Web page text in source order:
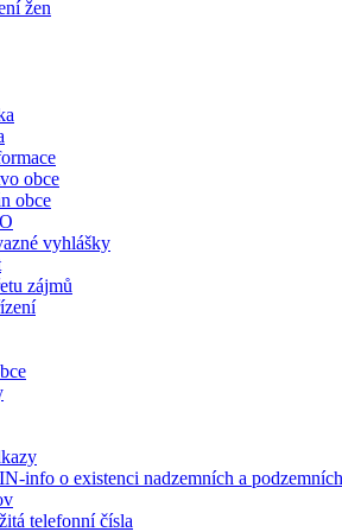
žen
obce
obce
vyhlášky
zájmů
info o existenci nadzemních a
telefonní čísla